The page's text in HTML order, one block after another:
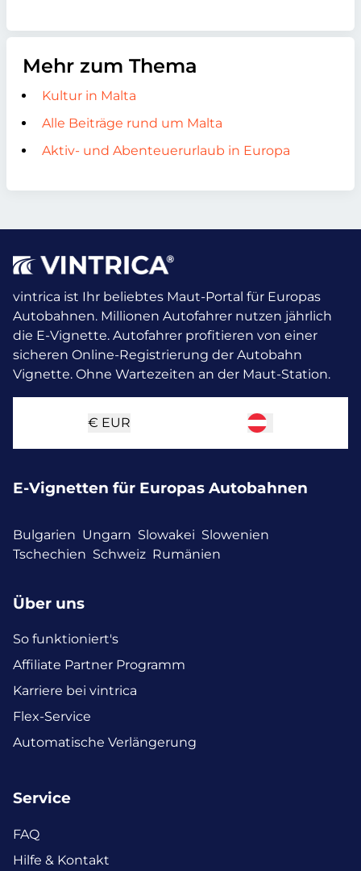
Mehr zum Thema
Kultur in Malta
Alle Beiträge rund um Malta
Aktiv- und Abenteuerurlaub in Europa
vintrica ist Ihr beliebtes Maut-Portal für Europas
Autobahnen. Millionen Autofahrer nutzen jährlich
die E-Vignette. Autofahrer profitieren von einer
sicheren Online-Registrierung der Autobahn
Vignette. Ohne Wartezeiten an der Maut-Station.
€ EUR
E-Vignetten für Europas Autobahnen
Bulgarien Ungarn Slowakei Slowenien
Tschechien Schweiz Rumänien
Über uns
So funktioniert's
Affiliate Partner Programm
Karriere bei vintrica
Flex-Service
Automatische Verlängerung
Service
FAQ
Hilfe & Kontakt